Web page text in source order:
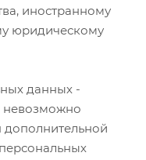
иностранному
юридическому
данных -
невозможно
дополнительной